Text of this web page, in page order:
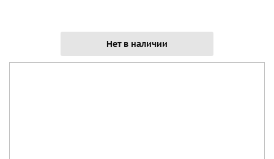
Нет в наличии